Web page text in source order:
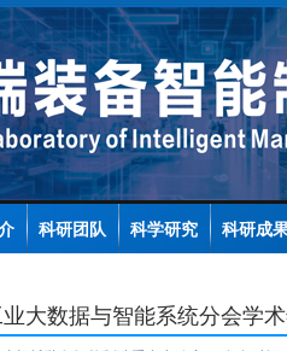
科研团队 科学研究 科研成
大数据与智能系统分会学